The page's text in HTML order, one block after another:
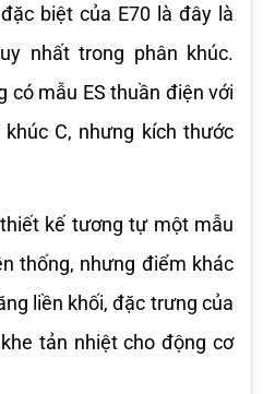
biệt của E70 là đây là
nhất trong phân khúc.
có mẫu ES thuần điện với
C, nhưng kích thước
kế tương tự một mẫu
thống, nhưng điểm khác
liền khối, đặc trưng của
tản nhiệt cho động cơ